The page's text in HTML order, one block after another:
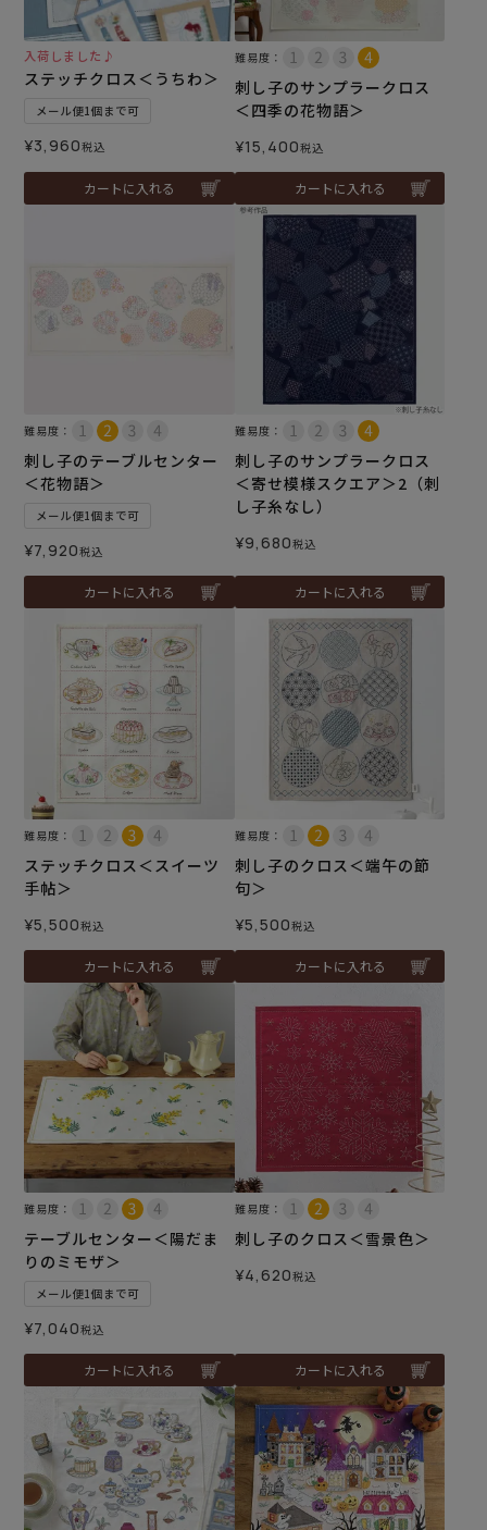
入荷しました♪
ステッチクロス＜うちわ＞
メール便1個まで可
¥3,960税込
カートに入れる
難易度：
刺し子のサンプラークロス
＜四季の花物語＞
¥15,400税込
カートに入れる
難易度：
刺し子のテーブルセンター
＜花物語＞
メール便1個まで可
¥7,920税込
カートに入れる
難易度：
刺し子のサンプラークロス
＜寄せ模様スクエア＞2（刺
し子糸なし）
¥9,680税込
カートに入れる
難易度：
ステッチクロス＜スイーツ
手帖＞
¥5,500税込
カートに入れる
難易度：
刺し子のクロス＜端午の節
句＞
¥5,500税込
カートに入れる
難易度：
テーブルセンター＜陽だま
りのミモザ＞
メール便1個まで可
¥7,040税込
カートに入れる
難易度：
刺し子のクロス＜雪景色＞
¥4,620税込
カートに入れる